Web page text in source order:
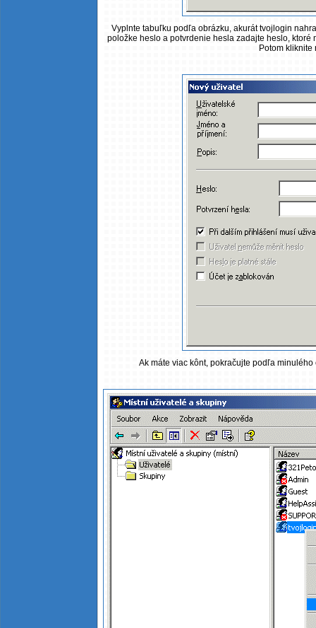
Vyplnte tabuľku podľa obrázku, akurát tvojlogin
položke heslo a potvrdenie hesla zadajte heslo, ktoré
Potom kliknite
Ak máte viac kônt, pokračujte podľa